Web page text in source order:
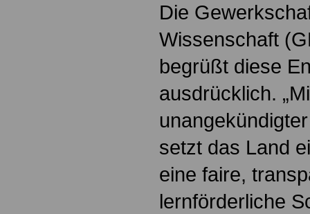
Die
Wissenschaft
begrüßt diese
ausdrücklich.
setzt das Land
eine faire,
lernförderliche